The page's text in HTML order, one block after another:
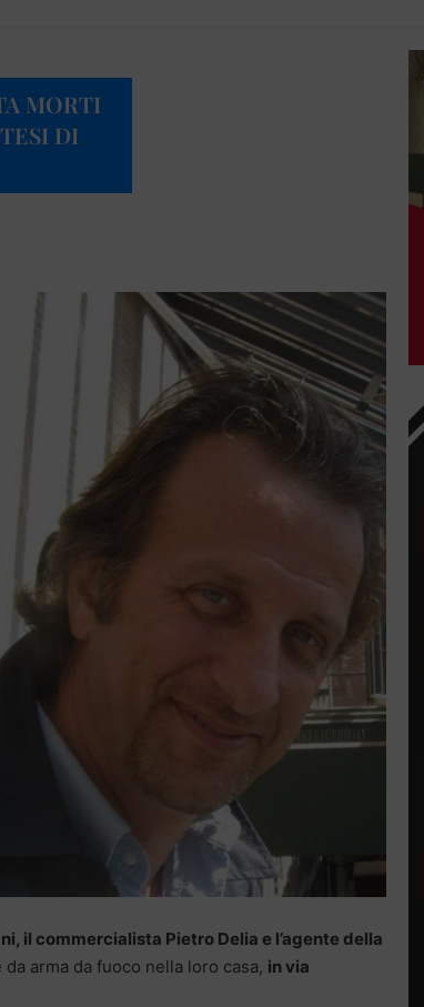
MORTI
DI
il commercialista Pietro Delia e l’agente della
arma da fuoco nella loro casa, in via